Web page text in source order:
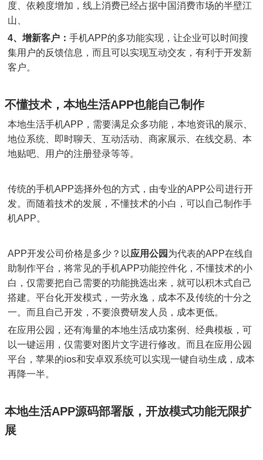
度、依赖度增加，线上消费已经占据中国消费市场的半壁江
山、
4、增新客户： 手机APP的多功能实现，让企业可以时间搜
集用户的反馈信息，而且可以实现互动交友，有利于开发新
客户。
不懂技术，本地生活APP也能自己制作
本地生活手机APP，需要满足众多功能，本地资讯的展示、
地位系统、即时聊天、互动活动、商家展示、在线交易、本
地贴吧、用户的注册登录等等。
传统的手机APP选择外包的方式，由专业的APP公司进行开
发。而随着技术的发展，不懂技术的小白，可以自己制作手
机APP。
APP开发公司价格是多少？以应用公园 为代表的APP在线自
助制作平台，将常见的手机APP功能控件化，不懂技术的小
白，仅需要把自己需要的功能挑选出来，就可以积木式自己
搭建。平台化开发模式，一劳永逸，成本不及传统的十分之
一。而且自己开发，不要浪费研发人员，成本更低。
在应用公园，还有海量的本地生活成功案例、经典模板，可
以一键运用，仅需要对图片文字进行修改。而且在应用公园
平台，苹果的ios和安卓双系统可以实现一键自动生成，成本
再降一半。
本地生活APP源码部署版，开放模式功能无限扩
展